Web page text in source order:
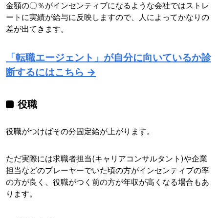
金額の〇％がインセンティブになるような会社ではストレ
ートに実績が給与に反映しますので、人によってかなりの
差が出てきます。
「転職エージェント」が自分に向いているか診
断するにはこちら →
役職
役職がつけばその分固定給が上がります。
ただ実際には求職者担当(キャリアコンサルタント)や企業
担当などのプレーヤーでいた頃の方がインセンティブの率
の方が良く、役職がつく前の方が年収が高くなる場合もあ
ります。